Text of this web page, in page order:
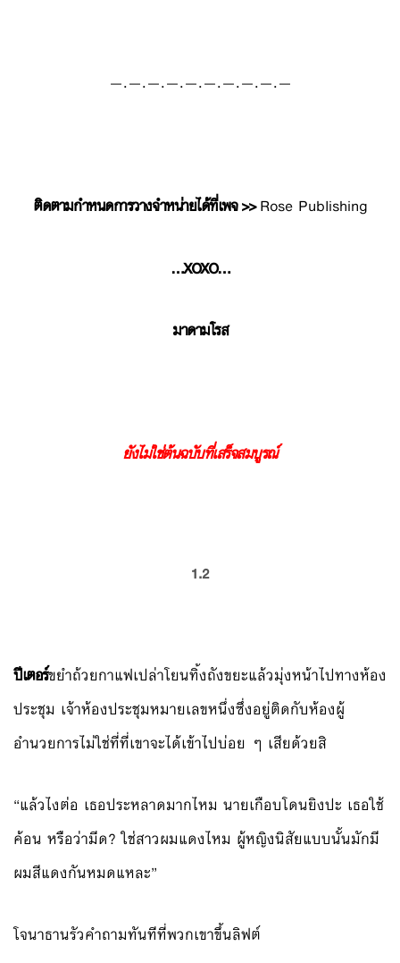
—.—.—.—.—.—.—.—.—.—
ติดตามกำหนดการวางจำหน่ายได้ที่เพจ >>Rose Publishing
…XOXO…
มาดามโรส
ยังไม่ใช่ต้นฉบับที่เสร็จสมบูรณ์
1.2
ปีเตอร์ขยำถ้วยกาแฟเปล่าโยนทิ้งถังขยะแล้วมุ่งหน้าไปทางห้อง
ประชุม เจ้าห้องประชุมหมายเลขหนึ่งซึ่งอยู่ติดกับห้องผู้
อำนวยการไม่ใช่ที่ที่เขาจะได้เข้าไปบ่อย ๆ เสียด้วยสิ
“แล้วไงต่อ เธอประหลาดมากไหม นายเกือบโดนยิงปะ เธอใช้
ค้อน หรือว่ามีด? ใช่สาวผมแดงไหม ผู้หญิงนิสัยแบบนั้นมักมี
ผมสีแดงกันหมดแหละ”
โจนาธานรัวคำถามทันทีที่พวกเขาขึ้นลิฟต์